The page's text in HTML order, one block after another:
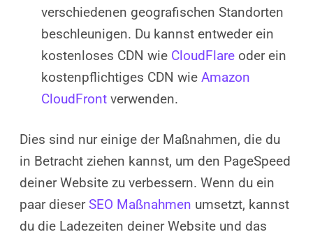
verschiedenen geografischen Standorten
beschleunigen. Du kannst entweder ein
kostenloses CDN wie CloudFlare oder ein
kostenpflichtiges CDN wieAmazon
CloudFront verwenden.
Dies sind nur einige der Maßnahmen, die du
in Betracht ziehen kannst, um den PageSpeed
deiner Website zu verbessern. Wenn du ein
paar dieserSEO Maßnahmen umsetzt, kannst
du die Ladezeiten deiner Website und das